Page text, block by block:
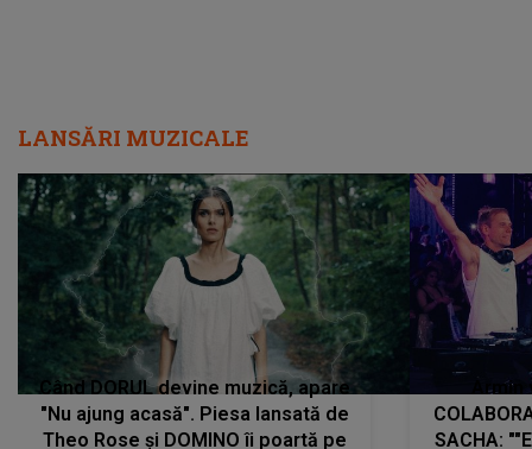
LANSĂRI MUZICALE
Când DORUL devine muzică, apare
"Nu ajung acasă". Piesa lansată de
Theo Rose și DOMINO îi poartă pe
SACHA: